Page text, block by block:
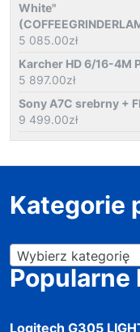
White"
5 085.00zł
Karcher HD 6/16-4M
5 897.00zł
Sony A7C srebrny +
9 499.00zł
Kategorie
Wybierz kategorię
Popularne
Logitech G305